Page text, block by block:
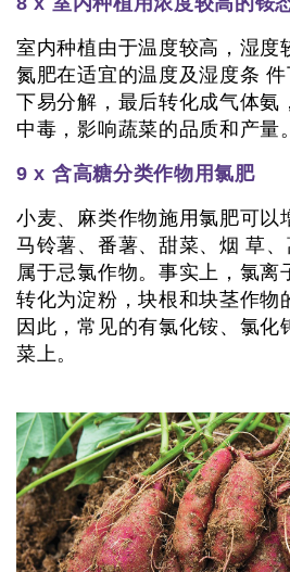
室内种植由于温度较高，湿度
氮肥在适宜的温度及湿度条
下易分解，最后转化成气体氨
中毒，影响蔬菜的品质和产量。
9 x 含高糖分类作物用氯肥
小麦、麻类作物施用氯肥可以
马铃薯、番薯、甜菜、烟 草
属于忌氯作物。事实上，氯离
转化为淀粉，块根和块茎作物
因此，常见的有氯化铵、氯化
菜上。